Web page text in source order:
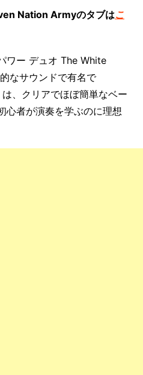
Nation Armyのタブはこ
ワー デュオ The White
なサウンドで有名で
、クリアでほぼ簡単なベー
心者が演奏を学ぶのに理想